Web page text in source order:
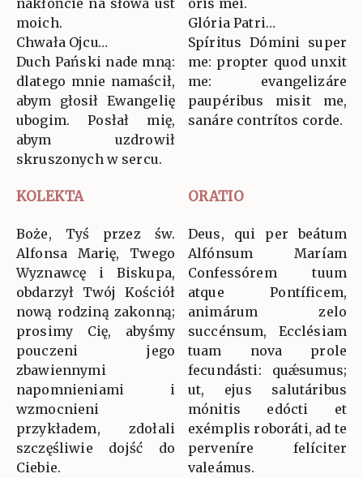
nakłońcie na słowa ust
moich.
Chwała Ojcu…
Duch Pański nade mną:
dlatego mnie namaścił,
abym głosił Ewangelię
ubogim. Posłał mię,
abym uzdrowił
skruszonych w sercu.
oris mei.
Glória Patri…
Spíritus Dómini super
me: propter quod unxit
me: evangelizáre
paupéribus misit me,
sanáre contrítos corde.
KOLEKTA ORATIO
Boże, Tyś przez św.
Alfonsa Marię, Twego
Wyznawcę i Biskupa,
obdarzył Twój Kościół
nową rodziną zakonną;
prosimy Cię, abyśmy
pouczeni jego
zbawiennymi
napomnieniami i
wzmocnieni
przykładem, zdołali
szczęśliwie dojść do
Ciebie.
Deus, qui per beátum
Alfónsum Maríam
Confessórem tuum
atque Pontíficem,
animárum zelo
succénsum, Ecclésiam
tuam nova prole
fecundásti: quǽsumus;
ut, ejus salutáribus
mónitis edócti et
exémplis roboráti, ad te
perveníre felíciter
valeámus.